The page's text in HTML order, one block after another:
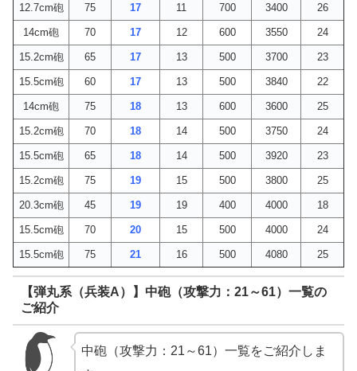
12.7cm砲 75 17 11 700 3400 26
14cm砲 70 17 12 600 3550 24
15.2cm砲 65 17 13 500 3700 23
15.5cm砲 60 17 13 500 3840 22
14cm砲 75 18 13 600 3600 25
15.2cm砲 70 18 14 500 3750 24
15.5cm砲 65 18 14 500 3920 23
15.2cm砲 75 19 15 500 3800 25
20.3cm砲 45 19 19 400 4000 18
15.5cm砲 70 20 15 500 4000 24
15.5cm砲 75 21 16 500 4080 25
【弾丸系（兵装A）】中砲（攻撃力：21～61）一覧の
ご紹介
中砲（攻撃力：21～61）一覧をご紹介しま